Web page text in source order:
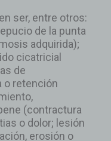
ser, entre otros:
de la punta
adquirida);
cicatricial
de
o retención
(contractura
o dolor; lesión
erosión o